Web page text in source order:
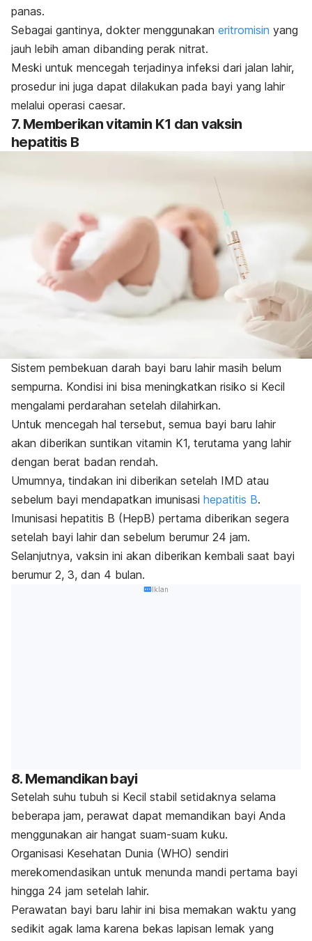
panas.
Sebagai gantinya, dokter menggunakan eritromisin yang
jauh lebih aman dibanding perak nitrat.
Meski untuk mencegah terjadinya infeksi dari jalan lahir,
prosedur ini juga dapat dilakukan pada bayi yang lahir
melalui operasi caesar.
7. Memberikan vitamin K1 dan vaksin
hepatitis B
Sistem pembekuan darah bayi baru lahir masih belum
sempurna. Kondisi ini bisa meningkatkan risiko si Kecil
mengalami perdarahan setelah dilahirkan.
Untuk mencegah hal tersebut, semua bayi baru lahir
akan diberikan suntikan vitamin K1, terutama yang lahir
dengan berat badan rendah.
Umumnya, tindakan ini diberikan setelah IMD atau
sebelum bayi mendapatkan imunisasi hepatitis B.
Imunisasi hepatitis B (HepB) pertama diberikan segera
setelah bayi lahir dan sebelum berumur 24 jam.
Selanjutnya, vaksin ini akan diberikan kembali saat bayi
berumur 2, 3, dan 4 bulan.
Iklan
8. Memandikan bayi
Setelah suhu tubuh si Kecil stabil setidaknya selama
beberapa jam, perawat dapat memandikan bayi Anda
menggunakan air hangat suam-suam kuku.
Organisasi Kesehatan Dunia (WHO) sendiri
merekomendasikan untuk menunda mandi pertama bayi
hingga 24 jam setelah lahir.
Perawatan bayi baru lahir ini bisa memakan waktu yang
sedikit agak lama karena bekas lapisan lemak yang